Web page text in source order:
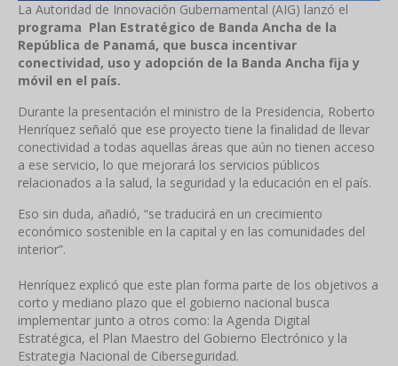
La Autoridad de Innovación Gubernamental (AIG) lanzó el
programa Plan Estratégico de Banda Ancha de la
República de Panamá, que busca incentivar
conectividad, uso y adopción de la Banda Ancha fija y
móvil en el país.
Durante la presentación el ministro de la Presidencia, Roberto
Henríquez señaló que ese proyecto tiene la finalidad de llevar
conectividad a todas aquellas áreas que aún no tienen acceso
a ese servicio, lo que mejorará los servicios públicos
relacionados a la salud, la seguridad y la educación en el país.
Eso sin duda, añadió, “se traducirá en un crecimiento
económico sostenible en la capital y en las comunidades del
interior”.
Henríquez explicó que este plan forma parte de los objetivos a
corto y mediano plazo que el gobierno nacional busca
implementar junto a otros como: la Agenda Digital
Estratégica, el Plan Maestro del Gobierno Electrónico y la
Estrategia Nacional de Ciberseguridad.